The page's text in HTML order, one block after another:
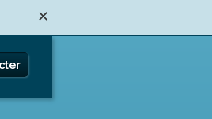
✕